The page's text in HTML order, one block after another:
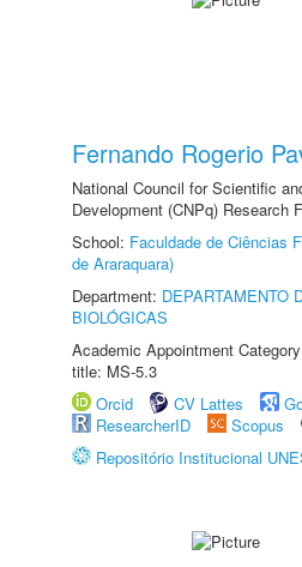
Fernando Rogerio
National Council for Scientific
Development (CNPq) Research
School: Faculdade de Ciências
de Araraquara)
Department: DEPARTAMENTO
BIOLÓGICAS
Academic Appointment
title: MS-5.3
Orcid
CV Lattes
ResearcherID
Scopus
Repositório Institucional